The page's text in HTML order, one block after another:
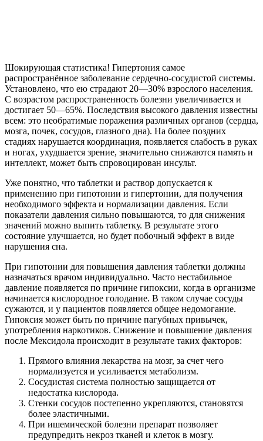
Шокирующая статистика! Гипертония самое
распространённое заболевание сердечно-сосудистой системы.
Установлено, что ею страдают 20—30% взрослого населения.
С возрастом распространенность болезни увеличивается и
достигает 50—65%. Последствия высокого давления известны
всем: это необратимые поражения различных органов (сердца,
мозга, почек, сосудов, глазного дна). На более поздних
стадиях нарушается координация, появляется слабость в руках
и ногах, ухудшается зрение, значительно снижаются память и
интеллект, может быть спровоцирован инсульт.
Уже понятно, что таблетки и раствор допускается к
применению при гипотонии и гипертонии, для получения
необходимого эффекта и нормализации давления. Если
показатели давления сильно повышаются, то для снижения
значений можно выпить таблетку. В результате этого
состояние улучшается, но будет побочный эффект в виде
нарушения сна.
При гипотонии для повышения давления таблетки должны
назначаться врачом индивидуально. Часто нестабильное
давление появляется по причине гипоксии, когда в организме
начинается кислородное голодание. В таком случае сосуды
сужаются, и у пациентов появляется общее недомогание.
Гипоксия может быть по причине пагубных привычек,
употребления наркотиков. Снижение и повышение давления
после Мексидола происходит в результате таких факторов:
Прямого влияния лекарства на мозг, за счет чего
нормализуется и усиливается метаболизм.
Сосудистая система полностью защищается от
недостатка кислорода.
Стенки сосудов постепенно укрепляются, становятся
более эластичными.
При ишемической болезни препарат позволяет
предупредить некроз тканей и клеток в мозгу.